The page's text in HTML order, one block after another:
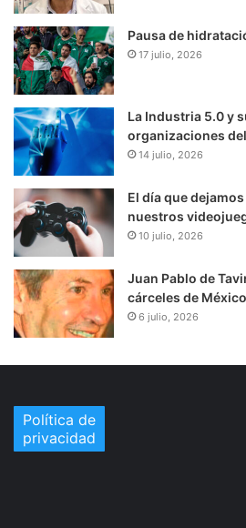
Pausa de
17 julio, 2026
La Industria 5.0 y
organizaciones
14 julio, 2026
El día que
nuestros
10 julio, 2026
Juan Pablo de
cárceles de México
6 julio, 2026
Política de
privacidad